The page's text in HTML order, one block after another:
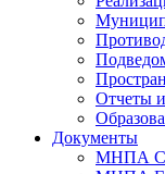
Отчеты
Документы
МНПА